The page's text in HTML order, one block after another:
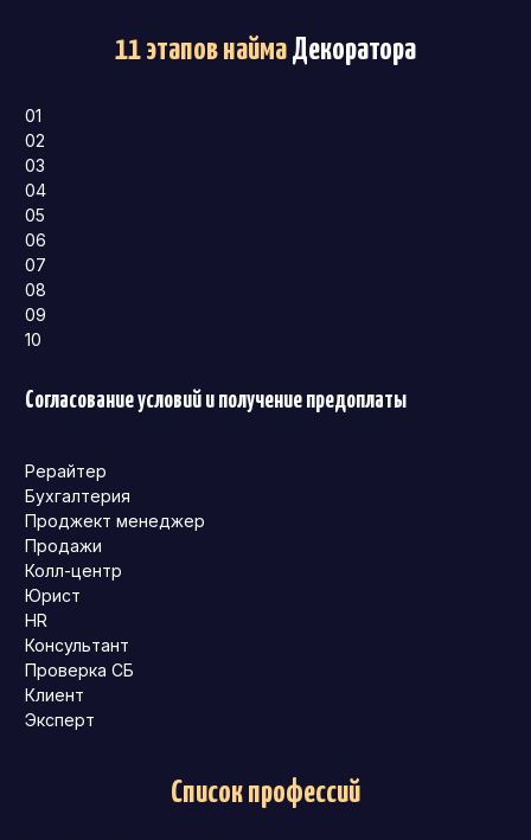
11 этапов наймаДекоратора
01
02
03
04
05
06
07
08
09
10
Согласование условий и получение предоплаты
Рерайтер
Бухгалтерия
Проджект менеджер
Продажи
Колл-центр
Юрист
HR
Консультант
Проверка СБ
Клиент
Эксперт
Список профессий